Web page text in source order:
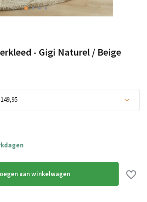
- Gigi Naturel / Beige
aan winkelwagen